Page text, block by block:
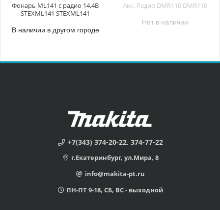
Фонарь ML141 с радио 14,4B
STEXML141 STEXML141
В наличии в другом городе
Акк. Радио DMR110 DMR110
Нет в наличии
+7(343) 374-20-22, 374-77-22
г.Екатеринбург, ул.Мира, 8
info@makita-pt.ru
ПН-ПТ 9-18, СБ, ВС - выходной